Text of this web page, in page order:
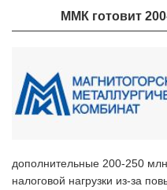
ММК готовит
дополнительные 200-250
налоговой нагрузки из-за